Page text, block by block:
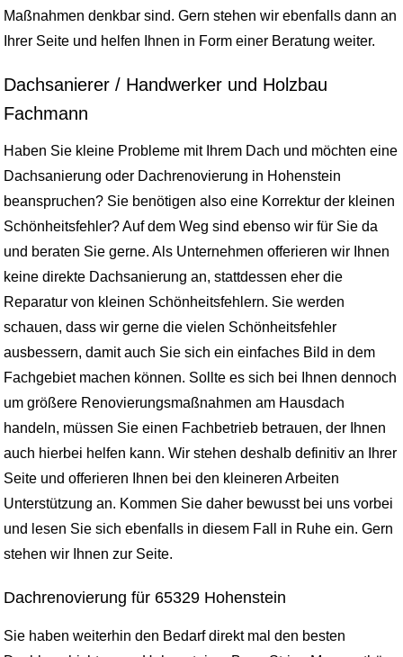
Maßnahmen denkbar sind. Gern stehen wir ebenfalls dann an
Ihrer Seite und helfen Ihnen in Form einer Beratung weiter.
Dachsanierer / Handwerker und Holzbau
Fachmann
Haben Sie kleine Probleme mit Ihrem Dach und möchten eine
Dachsanierung oder Dachrenovierung in Hohenstein
beanspruchen? Sie benötigen also eine Korrektur der kleinen
Schönheitsfehler? Auf dem Weg sind ebenso wir für Sie da
und beraten Sie gerne. Als Unternehmen offerieren wir Ihnen
keine direkte Dachsanierung an, stattdessen eher die
Reparatur von kleinen Schönheitsfehlern. Sie werden
schauen, dass wir gerne die vielen Schönheitsfehler
ausbessern, damit auch Sie sich ein einfaches Bild in dem
Fachgebiet machen können. Sollte es sich bei Ihnen dennoch
um größere Renovierungsmaßnahmen am Hausdach
handeln, müssen Sie einen Fachbetrieb betrauen, der Ihnen
auch hierbei helfen kann. Wir stehen deshalb definitiv an Ihrer
Seite und offerieren Ihnen bei den kleineren Arbeiten
Unterstützung an. Kommen Sie daher bewusst bei uns vorbei
und lesen Sie sich ebenfalls in diesem Fall in Ruhe ein. Gern
stehen wir Ihnen zur Seite.
Dachrenovierung für 65329 Hohenstein
Sie haben weiterhin den Bedarf direkt mal den besten